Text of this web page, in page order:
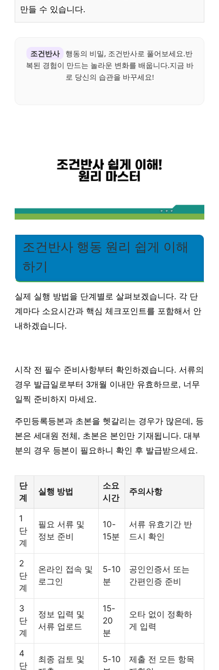
만들 수 있습니다.
조건반사
행동의 비밀, 조건반사로 풀어보세요.반
복된 경험이 만드는 놀라운 변화를 배웁니다.지금 바
로 당신의 습관을 바꾸세요!
조건반사 행동 원리 쉽게 이해
하기
실제 실행 방법을 단계별로 살펴보겠습니다. 각 단
계마다 소요시간과 핵심 체크포인트를 포함해서 안
내하겠습니다.
시작 전 필수 준비사항부터 확인하겠습니다. 서류의
경우 발급일로부터 3개월 이내만 유효하므로, 너무
일찍 준비하지 마세요.
주민등록등본과 초본을 헷갈리는 경우가 많은데, 등
본은 세대원 전체, 초본은 본인만 기재됩니다. 대부
분의 경우 등본이 필요하니 확인 후 발급받으세요.
단
계
실행 방법
소요
시간
주의사항
1
단
계
필요 서류 및
정보 준비
10-
15분
서류 유효기간 반
드시 확인
2
단
계
온라인 접속 및
로그인
5-10
분
공인인증서 또는
간편인증 준비
3
단
계
정보 입력 및
서류 업로드
15-
20
분
오타 없이 정확하
게 입력
4
단
최종 검토 및
5-10
제출 전 모든 항목